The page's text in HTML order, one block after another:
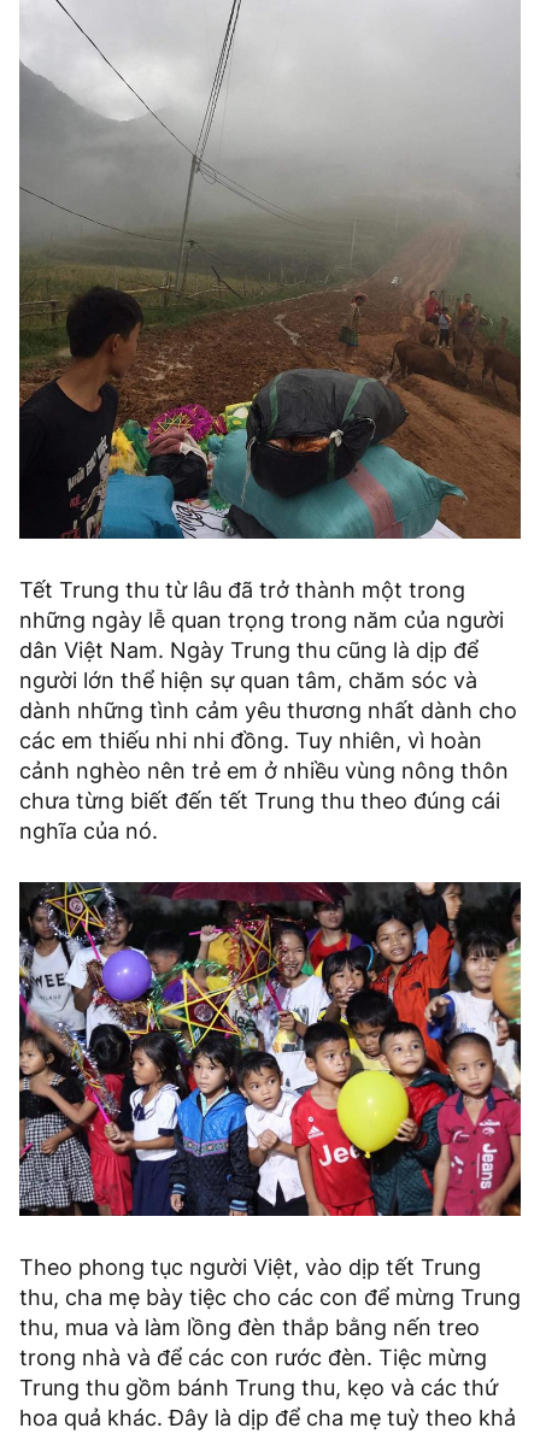
Tết Trung thu từ lâu đã trở thành một trong
những ngày lễ quan trọng trong năm của người
dân Việt Nam. Ngày Trung thu cũng là dịp để
người lớn thể hiện sự quan tâm, chăm sóc và
dành những tình cảm yêu thương nhất dành cho
các em thiếu nhi nhi đồng. Tuy nhiên, vì hoàn
cảnh nghèo nên trẻ em ở nhiều vùng nông thôn
chưa từng biết đến tết Trung thu theo đúng cái
nghĩa của nó.
Theo phong tục người Việt, vào dịp tết Trung
thu, cha mẹ bày tiệc cho các con để mừng Trung
thu, mua và làm lồng đèn thắp bằng nến treo
trong nhà và để các con rước đèn. Tiệc mừng
Trung thu gồm bánh Trung thu, kẹo và các thứ
hoa quả khác. Đây là dịp để cha mẹ tuỳ theo khả